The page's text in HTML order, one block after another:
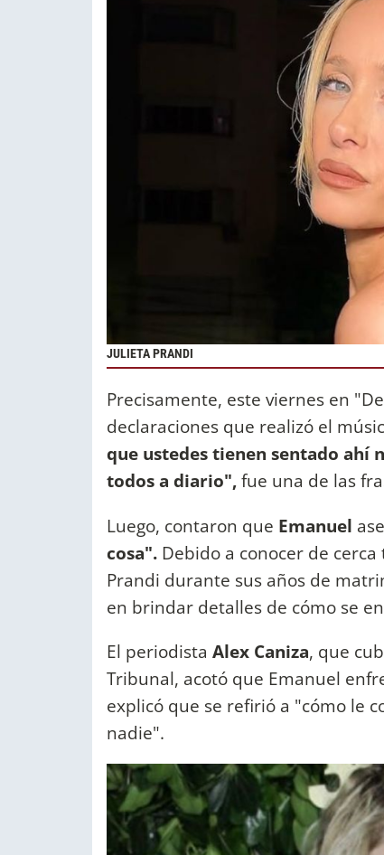
JULIETA PRANDI
Precisamente, este viernes en
declaraciones que realizó el
que ustedes tienen sentado ahí
todos a diario",fue una de las
Luego, contaron que Emanuel
cosa". Debido a conocer de
Prandi durante sus años de
en brindar detalles de cómo se
El periodista Alex Caniza, que
Tribunal, acotó que Emanuel
explicó que se refirió a "cómo le
nadie".